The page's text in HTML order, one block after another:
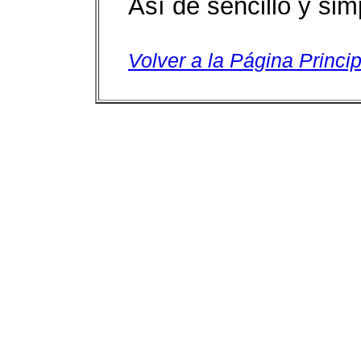
Así de sencillo y
Volver a la Página